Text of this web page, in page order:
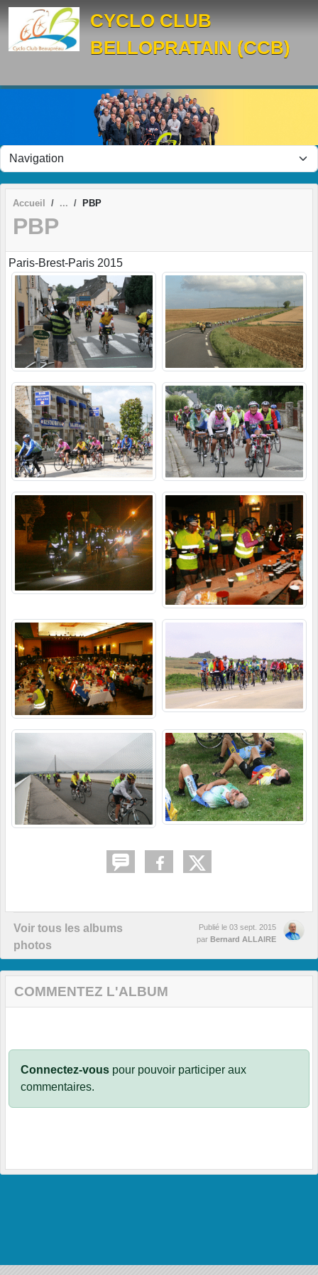
CYCLO CLUB
BELLOPRATAIN (CCB)
Accueil PBP
PBP
Paris-Brest-Paris 2015
Voir tous les albums
photos
Publié le 03 sept. 2015
par Bernard ALLAIRE
COMMENTEZ L'ALBUM
Connectez-vous pour pouvoir participer aux
commentaires.
Panneau de gestion des cookies